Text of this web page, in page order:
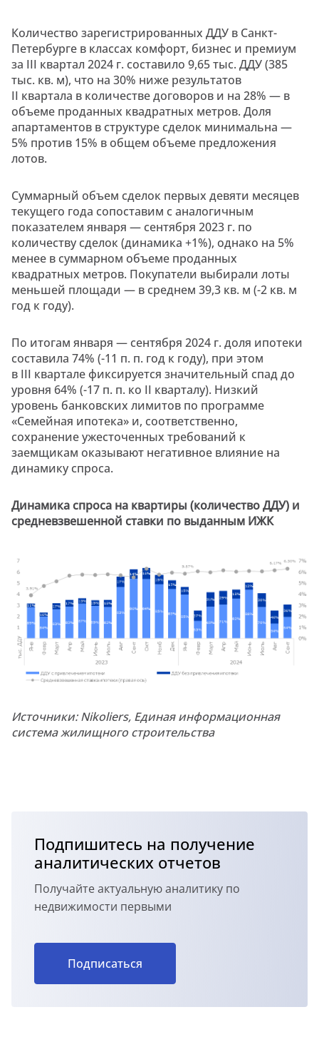
Количество зарегистрированных ДДУ в Санкт-
Петербурге в классах комфорт, бизнес и премиум
за III квартал 2024 г. составило 9,65 тыс. ДДУ (385
тыс. кв. м), что на 30% ниже результатов
II квартала в количестве договоров и на 28% — в
объеме проданных квадратных метров. Доля
апартаментов в структуре сделок минимальна —
5% против 15% в общем объеме предложения
лотов.
Суммарный объем сделок первых девяти месяцев
текущего года сопоставим с аналогичным
показателем января — сентября 2023 г. по
количеству сделок (динамика +1%), однако на 5%
менее в суммарном объеме проданных
квадратных метров. Покупатели выбирали лоты
меньшей площади — в среднем 39,3 кв. м (-2 кв. м
год к году).
По итогам января — сентября 2024 г. доля ипотеки
составила 74% (-11 п. п. год к году), при этом
в III квартале фиксируется значительный спад до
уровня 64% (-17 п. п. ко II кварталу). Низкий
уровень банковских лимитов по программе
«Семейная ипотека» и, соответственно,
сохранение ужесточенных требований к
заемщикам оказывают негативное влияние на
динамику спроса.
Динамика спроса на квартиры (количество ДДУ) и
средневзвешенной ставки по выданным ИЖК
Источники: Nikoliers, Единая информационная
система жилищного строительства
Подпишитесь на получение
аналитических отчетов
Получайте актуальную аналитику по
недвижимости первыми
Подписаться